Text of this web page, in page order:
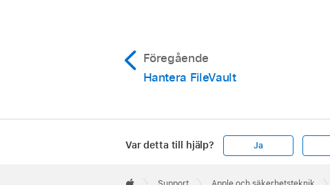
Föregående
Hantera FileVault
Var detta till hjälp? Ja
Footer
